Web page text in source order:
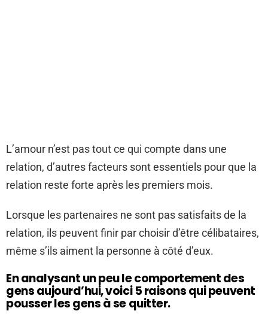
L’amour n’est pas tout ce qui compte dans une
relation, d’autres facteurs sont essentiels pour que la
relation reste forte après les premiers mois.
Lorsque les partenaires ne sont pas satisfaits de la
relation, ils peuvent finir par choisir d’être célibataires,
même s’ils aiment la personne à côté d’eux.
En analysant un peu le comportement des
gens aujourd’hui, voici 5 raisons qui peuvent
pousser les gens à se quitter.